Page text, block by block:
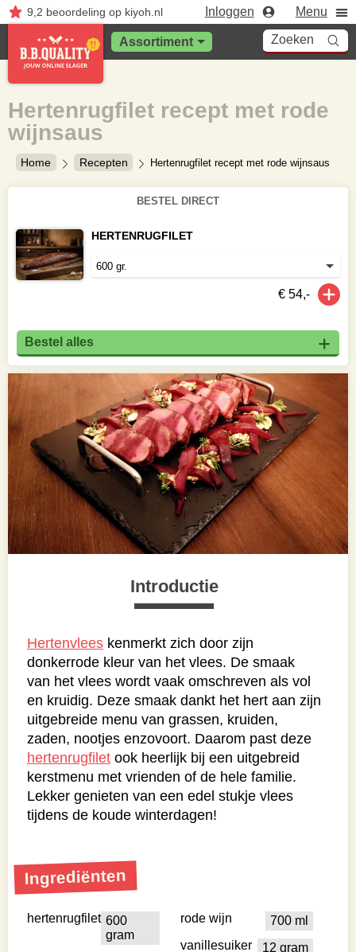
9,2 beoordelingop kiyoh.nl Inloggen Menu
Assortiment Zoeken
Home Recepten Hertenrugfilet recept met rode wijnsaus
Hertenrugfilet recept met rode
wijnsaus
Introductie
Hertenvlees kenmerkt zich door zijn
donkerrode kleur van het vlees. De smaak
van het vlees wordt vaak omschreven als vol
en kruidig. Deze smaak dankt het hert aan zijn
uitgebreide menu van grassen, kruiden,
zaden, nootjes enzovoort. Daarom past deze
hertenrugfilet ook heerlijk bij een uitgebreid
kerstmenu met vrienden of de hele familie.
Lekker genieten van een edel stukje vlees
tijdens de koude winterdagen!
Ingrediënten
hertenrugfilet 600
gram
rode wijn
700 ml
vanillesuiker
12 gram
BESTEL DIRECT
HERTENRUGFILET
€ 54,-
Bestel alles